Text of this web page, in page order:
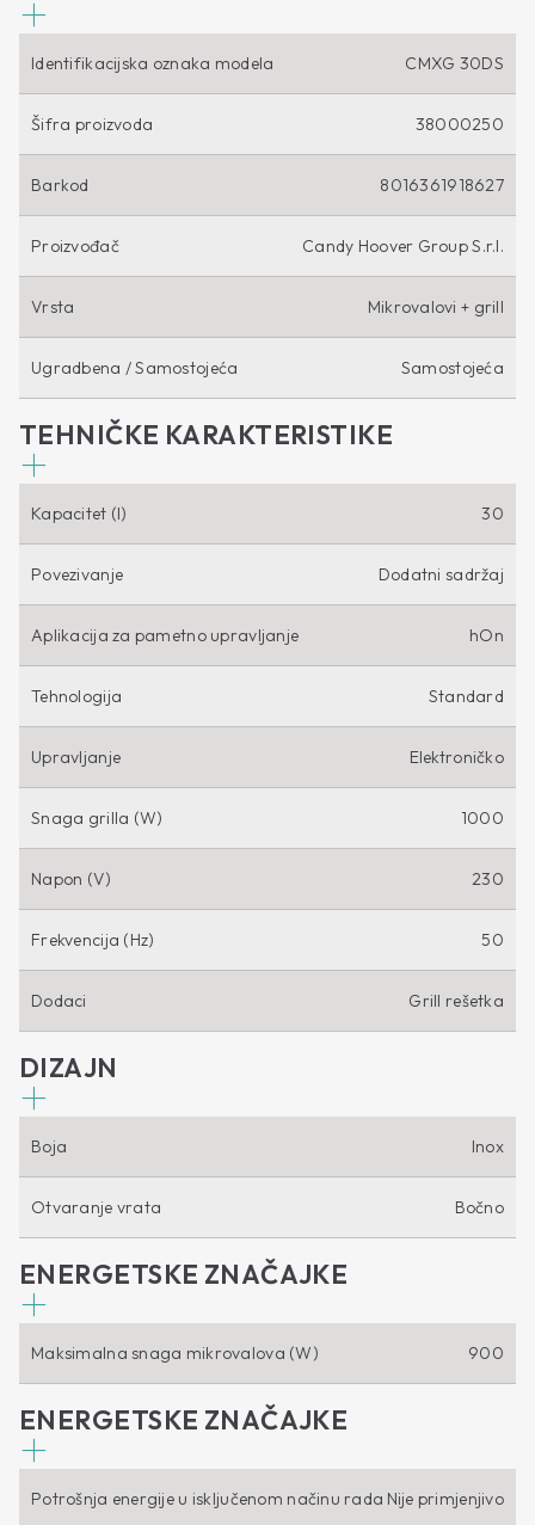
Identifikacijska oznaka modela CMXG 30DS
Šifra proizvoda 38000250
Barkod 8016361918627
Proizvođač Candy Hoover Group S.r.l.
Vrsta Mikrovalovi + grill
Ugradbena / Samostojeća Samostojeća
TEHNIČKE KARAKTERISTIKE
Kapacitet (l) 30
Povezivanje Dodatni sadržaj
Aplikacija za pametno upravljanje hOn
Tehnologija Standard
Upravljanje Elektroničko
Snaga grilla (W) 1000
Napon (V) 230
Frekvencija (Hz) 50
Dodaci Grill rešetka
DIZAJN
Boja Inox
Otvaranje vrata Bočno
ENERGETSKE ZNAČAJKE
Maksimalna snaga mikrovalova (W) 900
ENERGETSKE ZNAČAJKE
Potrošnja energije u isključenom načinu rada Nije primjenjivo